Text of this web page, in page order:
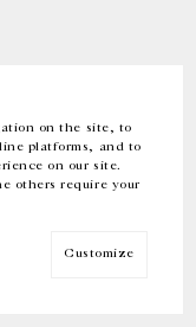
on the site, to
platforms, and to
on our site.
others require your
Customize